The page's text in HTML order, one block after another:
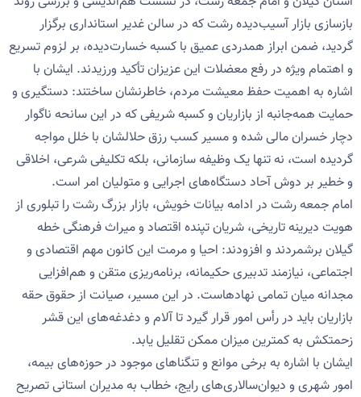
بازسازی بازار آسیب‌دیده رشت که در سالن غدیر استانداری برگزار
گردید، ضمن ابراز همدردی عمیق با کسبه خسارت‌دیده، بر لزوم تسریع
و اهتمام ویژه در رفع معضلات این عزیزان تأکید ورزیدند. ایشان با
اشاره به اهمیت حفظ معیشت مردم، خاطرنشان ساختند: دستگیری و
حمایت همه‌جانبه از بازاریان و کسبه شریفی که در این سانحه ناگوار
دچار خسران مالی شده و مسیر کسب رزق حلالشان با خلل مواجه
گردیده است، نه تنها یک وظیفه سازمانی، بلکه تکلیفی شرعی، اخلاقی
و خطیر بر دوش آحاد دستگاه‌های اجرایی و متولیان امر است.
امام جمعه رشت در ادامه بیانات خویش، بازار بزرگ رشت را تبلوری از
هویت دیرینه تاریخی، شریان تپنده اقتصاد و میراث فرهنگی خطه
گیلان برشمردند و افزودند: احیا و مرمت این کانون مهم اقتصادی و
اجتماعی، نیازمند تدبیری حکیمانه، برنامه‌ریزی متقن و هم‌افزایی
مجدانه میان تمامی نهادهاست. در این مسیر، صیانت از حقوق حقه
بازاریان باید در رأس امور قرار گیرد تا آلام و دغدغه‌های این قشر
زحمتکش به کمترین میزان ممکن تقلیل یابد.
ایشان با اشاره به برخی موانع و تنگناهای موجود در حوزه‌های بیمه،
امور شهری و دیوان‌سالاری‌های رایج، خطاب به مدیران استانی تصریح